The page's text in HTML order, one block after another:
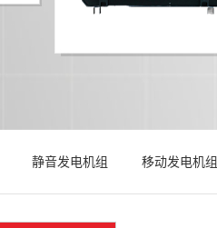
静音发电机组 移动发电机组